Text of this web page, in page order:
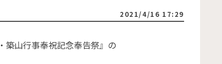
2021/4/16 17:29
築山行事奉祝記念奉告祭』の